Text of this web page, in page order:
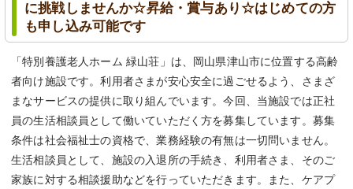
に挑戦しませんか☆昇給・賞与あり☆はじめての方
も申し込み可能です
「特別養護老人ホーム 緑山荘」は、岡山県津山市に位置する高齢
者向け施設です。利用者さまが安心安全に過ごせるよう、さまざ
まなサービスの提供に取り組んでいます。今回、当施設では正社
員の生活相談員として働いていただく方を募集しています。募集
条件は社会福祉士の資格で、業務経験の有無は一切問いません。
生活相談員として、施設の入退所の手続き、利用者さま、そのご
家族に対する相談援助などを行っていただきます。また、ケアプ